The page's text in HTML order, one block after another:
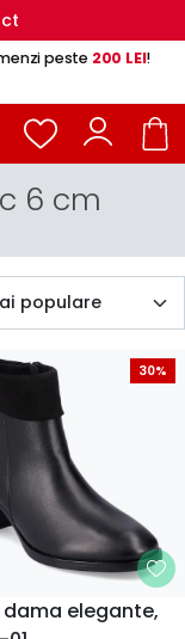
peste 200 LEI!
6 cm
30%
dama elegante,